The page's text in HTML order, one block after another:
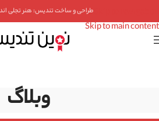
Skip to main content
طراحی و ساخت تندیس: هنر تجلی
وبلاگ